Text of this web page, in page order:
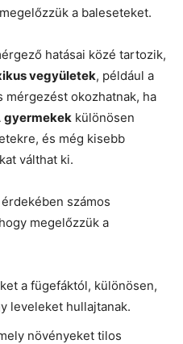
a baleseteket.
hatásai közé tartozik,
vegyületek, például a
okozhatnak, ha
gyermekek különösen
és még kisebb
válthat ki.
számos
megelőzzük a
a fügefáktól, különösen,
leveleket hullajtanak.
növényeket tilos